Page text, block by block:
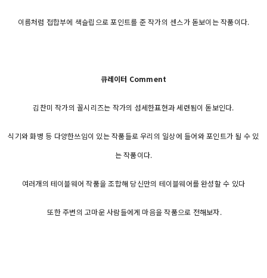
이름처럼 접합부에 색슬립으로 포인트를 준 작가의 센스가 돋보이는 작품이다.
큐레이터 Comment
김찬미 작가의 꼴시리즈는 작가의 섬세한표현과 세련됨이 돋보인다.
식기와 화병 등 다양한쓰임이 있는 작품들로 우리의 일상에 들어와 포인트가 될 수 있
는 작품이다.
여러개의 테이블웨어 작품을 조합해 당신만의 테이블웨어를 완성할 수 있다
또한 주변의 고마운 사람들에게 마음을 작품으로 전해보자.